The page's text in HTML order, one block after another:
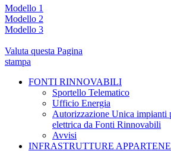
Modello 1
Modello 2
Modello 3
Valuta questa Pagina
stampa
FONTI RINNOVABILI
Sportello Telematico
Ufficio Energia
Autorizzazione Unica impianti
elettrica da Fonti Rinnovabili
Avvisi
INFRASTRUTTURE